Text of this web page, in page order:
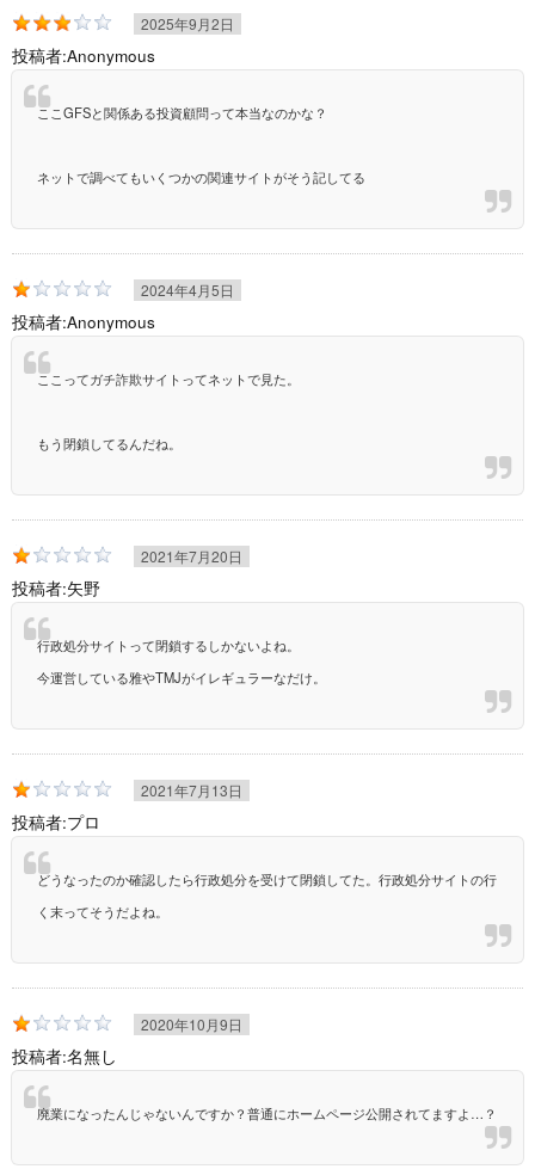
2025年9月2日
投稿者:Anonymous
ここGFSと関係ある投資顧問って本当なのかな？
ネットで調べてもいくつかの関連サイトがそう記してる
2024年4月5日
投稿者:Anonymous
ここってガチ詐欺サイトってネットで見た。
もう閉鎖してるんだね。
2021年7月20日
投稿者:矢野
行政処分サイトって閉鎖するしかないよね。
今運営している雅やTMJがイレギュラーなだけ。
2021年7月13日
投稿者:プロ
どうなったのか確認したら行政処分を受けて閉鎖してた。行政処分サイトの行
く末ってそうだよね。
2020年10月9日
投稿者:名無し
廃業になったんじゃないんですか？普通にホームページ公開されてますよ…？